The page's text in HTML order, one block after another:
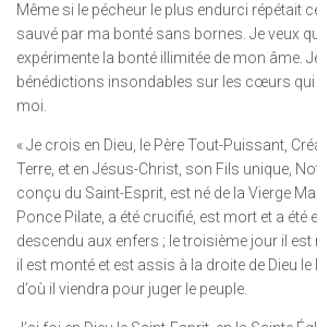
Même si le pécheur le plus endurci répétait
sauvé par ma bonté sans bornes. Je veux
expérimente la bonté illimitée de mon âme.
bénédictions insondables sur les cœurs qui
moi.
« Je crois en Dieu, le Père Tout-Puissant,
Terre, et en Jésus-Christ, son Fils unique,
conçu du Saint-Esprit, est né de la Vierge
Ponce Pilate, a été crucifié, est mort et a été
descendu aux enfers ; le troisième jour il
il est monté et est assis à la droite de Dieu
d’où il viendra pour juger le peuple.